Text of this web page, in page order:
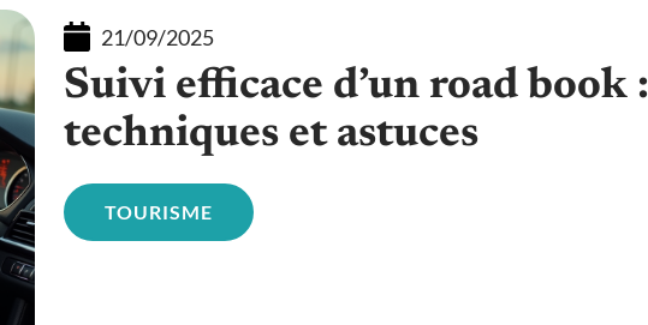
21/09/2025
Suivi efficace d’un road book :
techniques et astuces
TOURISME